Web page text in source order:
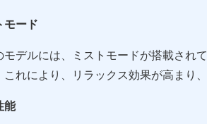
モード
モデルには、ミストモードが搭載され
これにより、リラックス効果が高まり
能